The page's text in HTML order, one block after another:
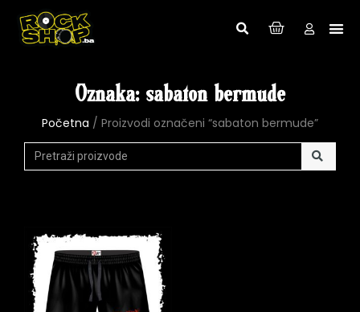
Oznaka: sabaton bermude
Početna / Proizvodi označeni “sabaton bermude”